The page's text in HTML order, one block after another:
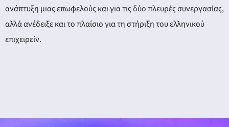
ανάπτυξη μιας επωφελούς και για τις δύο πλευρές συνεργασίας,
αλλά ανέδειξε και το πλαίσιο για τη στήριξη του ελληνικού
επιχειρείν.